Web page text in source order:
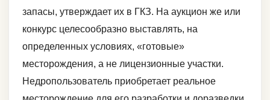
запасы, утверждает их в ГКЗ. На аукцион же или
конкурс целесообразно выставлять, на
определенных условиях, «готовые»
месторождения, а не лицензионные участки.
Недропользователь приобретает реальное